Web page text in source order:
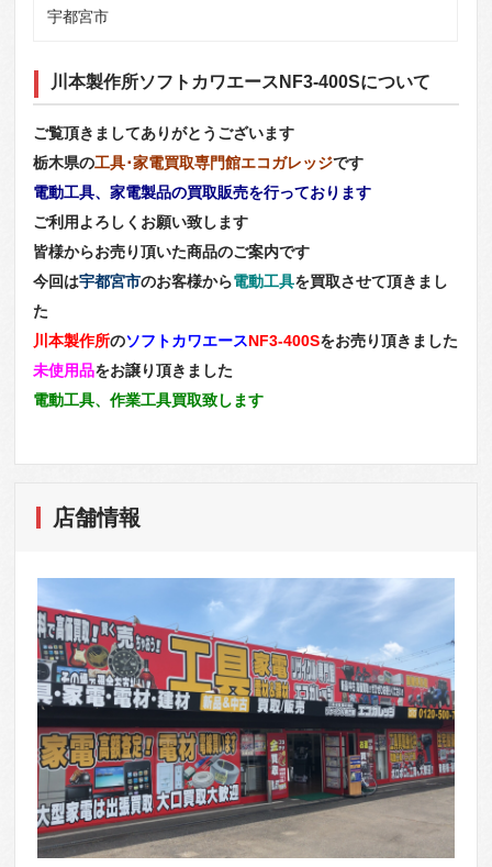
宇都宮市
川本製作所ソフトカワエースNF3-400Sについて
ご覧頂きましてありがとうございます
栃木県の工具･家電買取専門館エコガレッジです
電動工具、家電製品の買取販売を行っております
ご利用よろしくお願い致します
皆様からお売り頂いた商品のご案内です
今回は宇都宮市のお客様から電動工具を買取させて頂きまし
た
川本製作所のソフトカワエースNF3-400Sをお売り頂きました
未使用品をお譲り頂きました
電動工具、作業工具買取致します
店舗情報